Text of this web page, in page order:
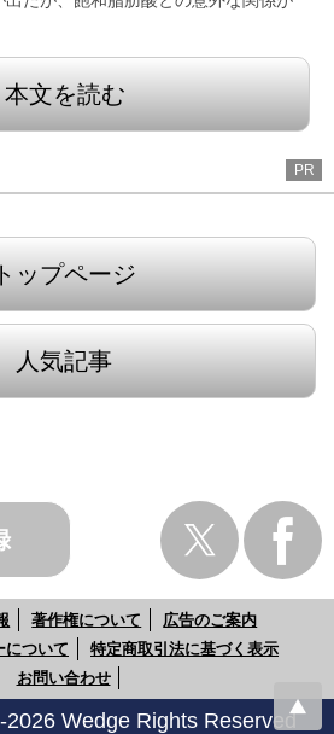
本文を読む
PR
トップページ
人気記事
著作権について
広告のご案内
について
特定商取引法に基づく表示
お問い合わせ
Wedge Rights Reserved